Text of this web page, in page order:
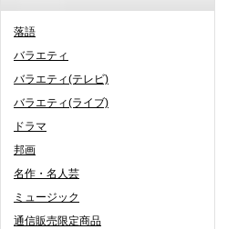
落語
バラエティ
バラエティ(テレビ)
バラエティ(ライブ)
ドラマ
邦画
名作・名人芸
ミュージック
通信販売限定商品